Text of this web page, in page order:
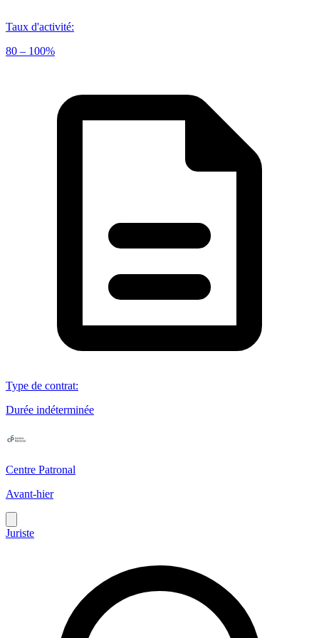
Taux d'activité:
80 – 100%
Type de contrat:
Durée indéterminée
Centre Patronal
Avant-hier
Juriste